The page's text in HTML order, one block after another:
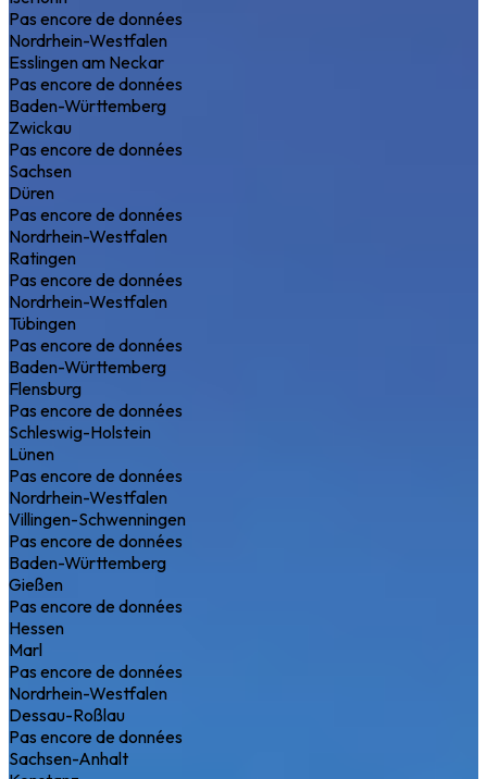
Pas encore de données
Nordrhein-Westfalen
Esslingen am Neckar
Pas encore de données
Baden-Württemberg
Zwickau
Pas encore de données
Sachsen
Düren
Pas encore de données
Nordrhein-Westfalen
Ratingen
Pas encore de données
Nordrhein-Westfalen
Tübingen
Pas encore de données
Baden-Württemberg
Flensburg
Pas encore de données
Schleswig-Holstein
Lünen
Pas encore de données
Nordrhein-Westfalen
Villingen-Schwenningen
Pas encore de données
Baden-Württemberg
Gießen
Pas encore de données
Hessen
Marl
Pas encore de données
Nordrhein-Westfalen
Dessau-Roßlau
Pas encore de données
Sachsen-Anhalt